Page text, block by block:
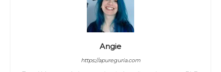
Angie
https://apureguria.com